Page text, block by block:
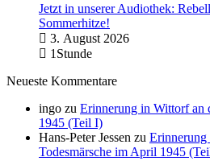
Jetzt in unserer Audiothek:
Sommerhitze!
3. August 2026
1Stunde
Neueste Kommentare
ingo zu Erinnerung in Wittorf an
1945 (Teil I)
Hans-Peter Jessen zu
Todesmärsche im April 1945